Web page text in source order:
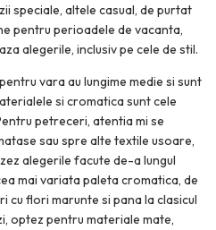
speciale, altele casual, de purtat
pentru perioadele de vacanta,
alegerile, inclusiv pe cele de stil.
vara au lungime medie si sunt
si cromatica sunt cele
petreceri, atentia mi se
sau spre alte textile usoare,
alegerile facute de-a lungul
mai variata paleta cromatica, de
cu flori marunte si pana la clasicul
optez pentru materiale mate,